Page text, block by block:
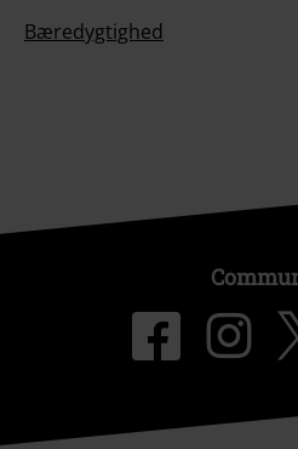
Bæredygtighed